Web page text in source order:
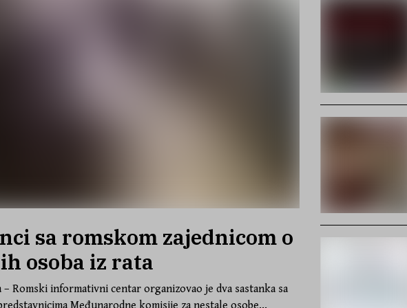
sa romskom zajednicom o
osoba iz rata
– Romski informativni centar organizovao je dva sastanka sa